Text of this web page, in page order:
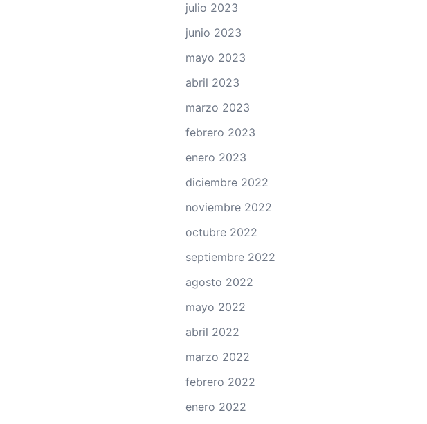
julio 2023
junio 2023
mayo 2023
abril 2023
marzo 2023
febrero 2023
enero 2023
diciembre 2022
noviembre 2022
octubre 2022
septiembre 2022
agosto 2022
mayo 2022
abril 2022
marzo 2022
febrero 2022
enero 2022